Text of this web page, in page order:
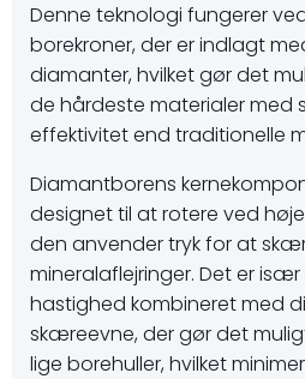
Denne teknologi fungerer
borekroner, der er indlagt
diamanter, hvilket gør det
de hårdeste materialer
effektivitet end traditionelle
Diamantborens
designet til at rotere ved
den anvender tryk for at
mineralaflejringer. Det er
hastighed kombineret med
skæreevne, der gør det
lige borehuller, hvilket